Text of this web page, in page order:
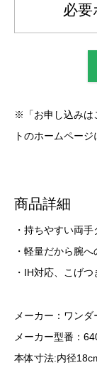
必要
※「お申し込みは
トのホームページ
商品詳細
・持ちやすい両手
・軽量だから腕へ
・IH対応、こげつ
メーカー：ワンダ
メーカー型番：
本体寸法:内径